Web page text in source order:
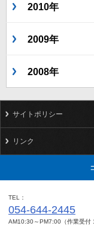
2010年
2009年
2008年
サイトポリシー
リンク
TEL
054-644-2445
AM10:30～PM7:00（作業受付